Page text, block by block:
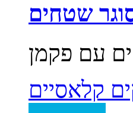
שטחים
קלאסיים